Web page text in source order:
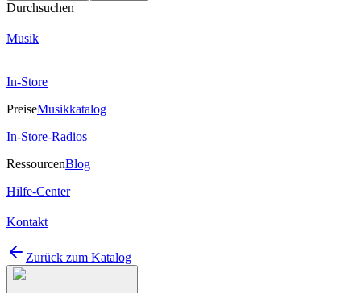
Durchsuchen
Musik
In-Store
PreiseMusikkatalog
In-Store-Radios
RessourcenBlog
Hilfe-Center
Kontakt
Zurück zum Katalog